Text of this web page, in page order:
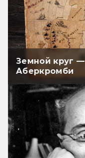
Земной круг
Аберкромби